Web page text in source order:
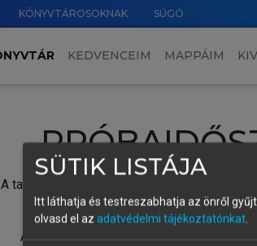
KÖNYVTÁROSOKNAK SÚGÓ
KEDVENCEIM MAPPÁIM
A tartalom megtekintéséhez lépj be a saját
Új felhasználóként1 óra
A próbaidőszak elindításához,
SÜTIK LISTÁJA
Itt láthatja és testreszabhatja az önről
olvasd el az adatvédelmi tájékoztatónkat.